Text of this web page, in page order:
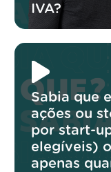
IVA?
Sabia que
ações ou
por start-
elegíveis)
apenas